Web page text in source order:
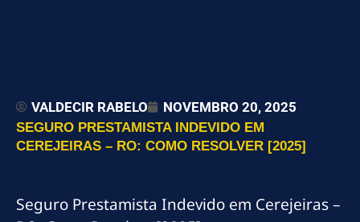
VALDECIR RABELO NOVEMBRO 20, 2025
SEGURO PRESTAMISTA INDEVIDO EM
CEREJEIRAS – RO: COMO RESOLVER [2025]
Seguro Prestamista Indevido em Cerejeiras –